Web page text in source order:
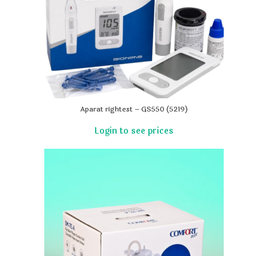
Aparat rightest – GS550 (5219)